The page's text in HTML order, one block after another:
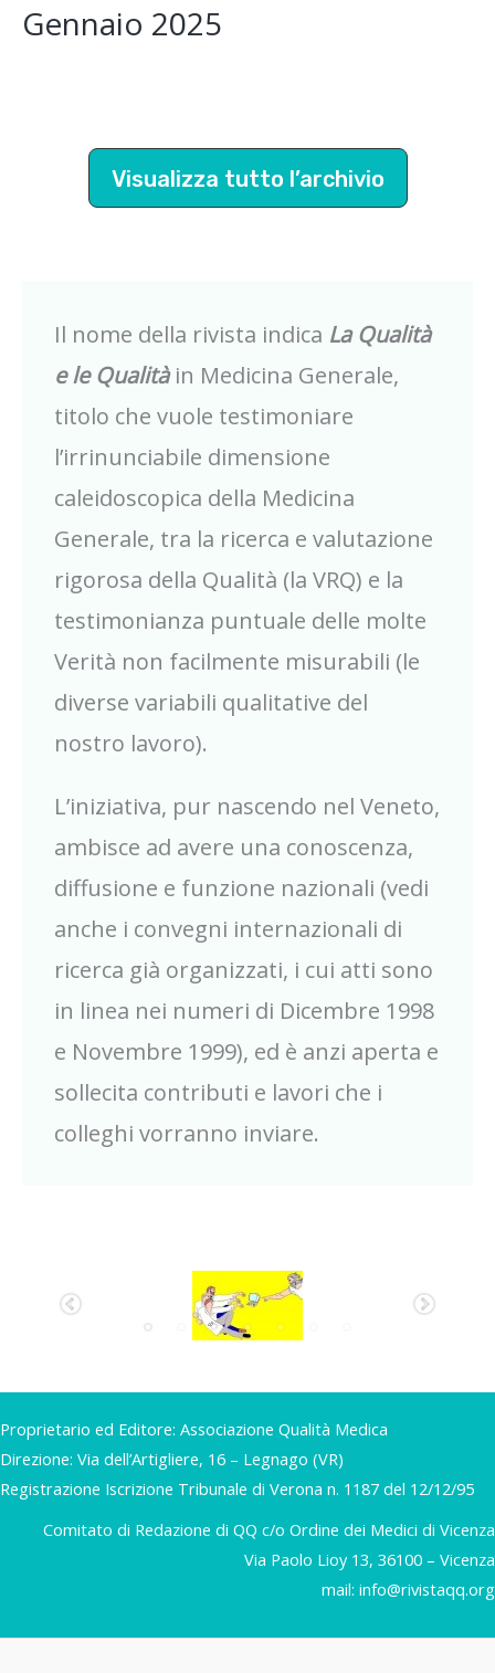
Gennaio 2025
Visualizza tutto l’archivio
Il nome della rivista indica La Qualità
e le Qualitàin Medicina Generale,
titolo che vuole testimoniare
l’irrinunciabile dimensione
caleidoscopica della Medicina
Generale, tra la ricerca e valutazione
rigorosa della Qualità (la VRQ) e la
testimonianza puntuale delle molte
Verità non facilmente misurabili (le
diverse variabili qualitative del
nostro lavoro).
L’iniziativa, pur nascendo nel Veneto,
ambisce ad avere una conoscenza,
diffusione e funzione nazionali (vedi
anche i convegni internazionali di
ricerca già organizzati, i cui atti sono
in linea nei numeri di Dicembre 1998
e Novembre 1999), ed è anzi aperta e
sollecita contributi e lavori che i
colleghi vorranno inviare.
Proprietario ed Editore: Associazione Qualità Medica
Direzione: Via dell’Artigliere, 16 – Legnago (VR)
Registrazione Iscrizione Tribunale di Verona n. 1187 del 12/12/95
Comitato di Redazione di QQ c/o Ordine dei Medici di Vicenza
Via Paolo Lioy 13, 36100 – Vicenza
mail: info@rivistaqq.org